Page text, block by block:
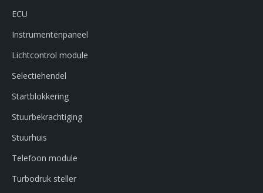
ECU
Instrumentenpaneel
Lichtcontrol module
Selectiehendel
Startblokkering
Stuurbekrachtiging
Stuurhuis
Telefoon module
Turbodruk steller